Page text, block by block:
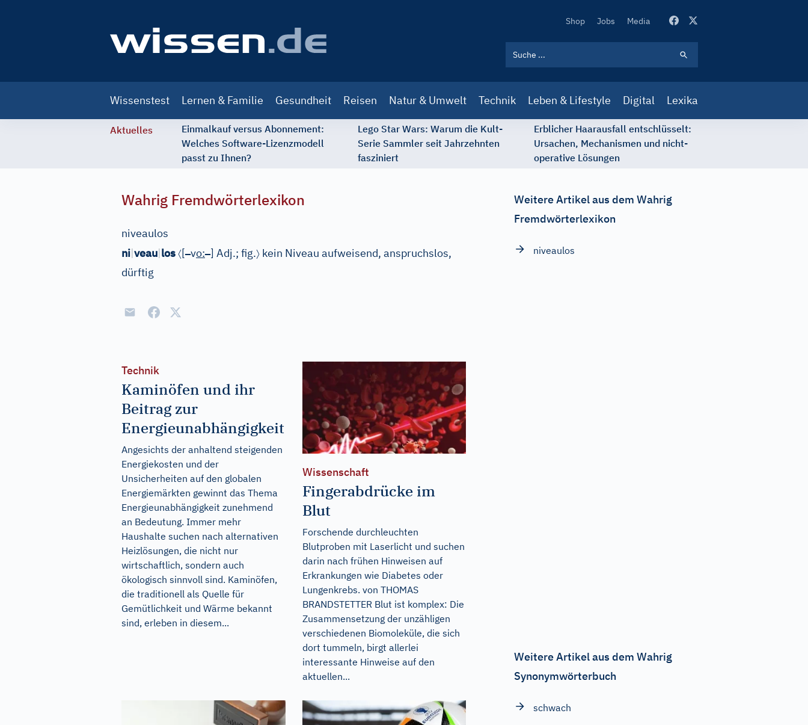
Secondary
Shop Jobs Media
navigation
Wissenstest Lernen & Familie Gesundheit Reisen Natur & Umwelt Technik Leben & Lifestyle Digital Lexika
Aktuelles
Einmalkauf versus Abonnement:
Welches Software-Lizenzmodell
passt zu Ihnen?
Lego Star Wars: Warum die Kult-
Serie Sammler seit Jahrzehnten
fasziniert
Erblicher Haarausfall entschlüsselt:
Ursachen, Mechanismen und nicht-
operative Lösungen
Wahrig Fremdwörterlexikon
niveaulos
ni|veau|los〈[–vo:–] Adj.; fig.〉 kein Niveau aufweisend, anspruchslos,
dürftig
Technik
Kaminöfen und ihr
Beitrag zur
Energieunabhängigkeit
Angesichts der anhaltend steigenden
Energiekosten und der
Unsicherheiten auf den globalen
Energiemärkten gewinnt das Thema
Energieunabhängigkeit zunehmend
an Bedeutung. Immer mehr
Haushalte suchen nach alternativen
Heizlösungen, die nicht nur
wirtschaftlich, sondern auch
ökologisch sinnvoll sind. Kaminöfen,
die traditionell als Quelle für
Gemütlichkeit und Wärme bekannt
sind, erleben in diesem...
Wissenschaft
Fingerabdrücke im
Blut
Forschende durchleuchten
Blutproben mit Laserlicht und suchen
darin nach frühen Hinweisen auf
Erkrankungen wie Diabetes oder
Lungenkrebs. von THOMAS
BRANDSTETTER Blut ist komplex: Die
Zusammensetzung der unzähligen
verschiedenen Biomoleküle, die sich
dort tummeln, birgt allerlei
interessante Hinweise auf den
aktuellen...
Weitere Artikel aus dem Wahrig
Fremdwörterlexikon
niveaulos
Weitere Artikel aus dem Wahrig
Synonymwörterbuch
schwach